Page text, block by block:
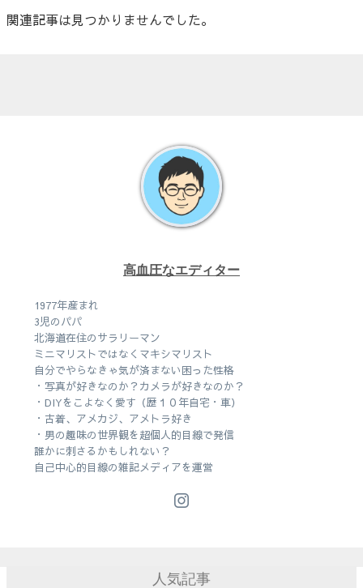
関連記事は見つかりませんでした。
高血圧なエディター
1977年産まれ
3児のパパ
北海道在住のサラリーマン
ミニマリストではなくマキシマリスト
自分でやらなきゃ気が済まない困った性格
・写真が好きなのか？カメラが好きなのか？
・DIYをこよなく愛す（歴１０年自宅・車）
・古着、アメカジ、アメトラ好き
・男の趣味の世界観を超個人的目線で発信
誰かに刺さるかもしれない？
自己中心的目線の雑記メディアを運営
人気記事